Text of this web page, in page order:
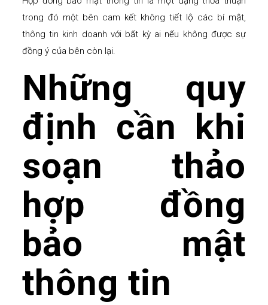
trong đó một bên cam kết không tiết lộ các bí mật,
thông tin kinh doanh với bất kỳ ai nếu không được sự
đồng ý của bên còn lại.
Những quy
định cần khi
soạn thảo
hợp đồng
bảo mật
thông tin